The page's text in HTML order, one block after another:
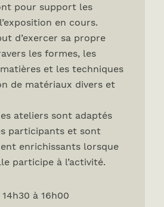
pour support les
en cours.
d’exercer sa propre
les formes, les
et les techniques
de matériaux divers et
ateliers sont adaptés
participants et sont
enrichissants lorsque
participe à l’activité.
à 16h00